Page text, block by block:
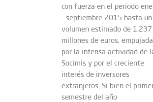
con fuerza en el periodo
– septiembre 2015 hasta un
volumen estimado de 1.237
millones de euros, empujada
por la intensa actividad de
Socimis y por el creciente
interés de inversores
extranjeros. Si bien el
semestre del año